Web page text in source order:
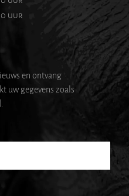
uur
en ontvang
uw gegevens zoals